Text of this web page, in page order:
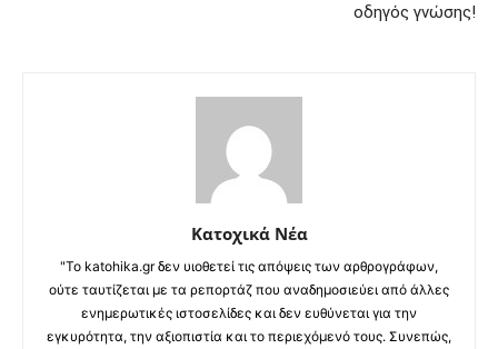
οδηγός γνώσης!
Κατοχικά Νέα
"Το katohika.gr δεν υιοθετεί τις απόψεις των αρθρογράφων,
ούτε ταυτίζεται με τα ρεπορτάζ που αναδημοσιεύει από άλλες
ενημερωτικές ιστοσελίδες και δεν ευθύνεται για την
εγκυρότητα, την αξιοπιστία και το περιεχόμενό τους. Συνεπώς,